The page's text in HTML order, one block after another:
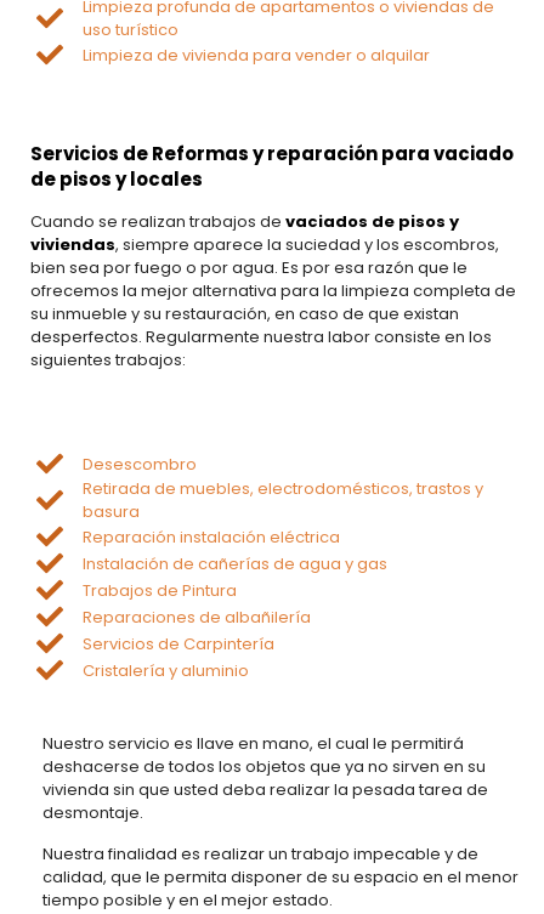
Limpieza profunda de apartamentos o viviendas de
uso turístico
Limpieza de vivienda para vender o alquilar
Servicios de Reformasy reparación paravaciado
de pisos y locales
Cuando se realizan trabajos de vaciados de pisos y
viviendas, siempre aparece la suciedad y los escombros,
bien sea por fuego o por agua. Es por esa razón que le
ofrecemos la mejor alternativa para la limpieza completa de
su inmueble y su restauración, en caso de que existan
desperfectos. Regularmente nuestra labor consiste en los
siguientes trabajos:
Desescombro
Retirada de muebles, electrodomésticos, trastos y
basura
Reparación instalación eléctrica
Instalación de cañerías de agua y gas
Trabajos de Pintura
Reparaciones de albañilería
Servicios de Carpintería
Cristalería y aluminio
Nuestro servicio es llave en mano, el cual le permitirá
deshacerse de todos los objetos que ya no sirven en su
vivienda sin que usted deba realizar la pesada tarea de
desmontaje.
Nuestra finalidad es realizar un trabajo impecable y de
calidad, que le permita disponer de su espacio en el menor
tiempo posible y en el mejor estado.